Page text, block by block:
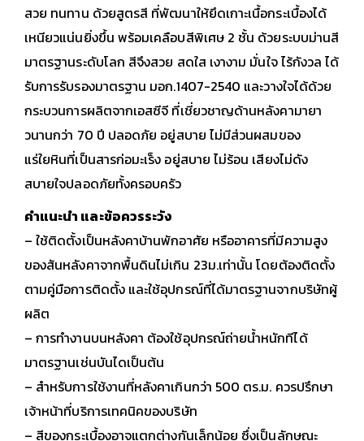
สวย ทนทาน ด้วยสูตรสี ที่พัฒนาให้ยึดเกาะเนื้อกระเบื้องได้
เหนียวแน่นยิ่งขึ้น พร้อมเคลือบสีพิเศษ 2 ชั้น ด้วยระบบม่านสี
มาตรฐานระดับโลก สีจึงสวย สดใส เงางาม มั่นใจ ไร้กังวล ได้
รับการรับรองมาตรฐาน มอก.1407-2540 และวางใจได้ด้วย
กระบวนการผลิตจากเอสซีจี ที่เชี่ยวชาญด้านหลังคามายา
วนานกว่า 70 ปี ปลอดภัย อยู่สบาย ไม่มีส่วนผสมของ
แร่ใยหินที่เป็นสารก่อมะเร็ง อยู่สบาย ไม่ร้อน เสียงไม่ดัง
สบายใจปลอดภัยทั้งครอบครัว
คำแนะนำ และข้อควรระวัง
– ใช้ติดตั้งเป็นหลังคาบ้านพักอาศัย หรืออาคารที่มีความสูง
ของสันหลังคาจากพื้นดินไม่เกิน 23ม.เท่านั้น โดยต้องติดตั้ง
ตามคู่มือการติดตั้ง และใช้อุปกรณ์ที่ได้มาตรฐานจากบริษัทผู้
ผลิต
– การทำงานบนหลังคา ต้องใช้อุปกรณ์ถ่ายน้ำหนักทีได้
มาตรฐานเช่นบันไดเป็นต้น
– สำหรับการใช้งานที่หลังคาเกินกว่า 500 ตร.ม. ควรปรึกษา
เจ้าหน้าที่บริการเทคนิคของบริษัท
– สีของกระเบื้องอาจแตกต่างกันเล็กน้อย ซึ่งเป็นลักษณะ